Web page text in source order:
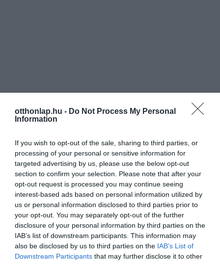
otthonlap.hu - Do Not Process My Personal
Information
If you wish to opt-out of the sale, sharing to third parties, or
processing of your personal or sensitive information for
targeted advertising by us, please use the below opt-out
section to confirm your selection. Please note that after your
opt-out request is processed you may continue seeing
interest-based ads based on personal information utilized by
us or personal information disclosed to third parties prior to
your opt-out. You may separately opt-out of the further
disclosure of your personal information by third parties on the
IAB’s list of downstream participants. This information may
also be disclosed by us to third parties on the IAB’s List of
Downstream Participants that may further disclose it to other